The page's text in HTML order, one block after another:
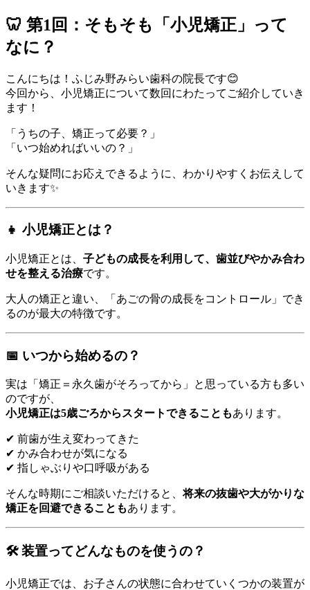
🦷 第1回：そもそも「小児矯正」って
なに？
こんにちは！ふじみ野みらい歯科の院長です😊
今回から、小児矯正について数回にわたってご紹介していき
ます！
「うちの子、矯正って必要？」
「いつ始めればいいの？」
そんな疑問にお応えできるように、わかりやすくお伝えして
いきます✨
👧 小児矯正とは？
小児矯正とは、 子どもの成長を利用して、歯並びやかみ合わ
せを整える治療です。
大人の矯正と違い、「あごの骨の成長をコントロール」でき
るのが最大の特徴です。
📅 いつから始めるの？
実は「矯正＝永久歯がそろってから」と思っている方も多い
のですが、
小児矯正は5歳ごろからスタートできることもあります。
✔ 前歯が生え変わってきた
✔ かみ合わせが気になる
✔ 指しゃぶりや口呼吸がある
そんな時期にご相談いただけると、将来の抜歯や大がかりな
矯正を回避できることもあります。
🛠 装置ってどんなものを使うの？
小児矯正では、お子さんの状態に合わせていくつかの装置が